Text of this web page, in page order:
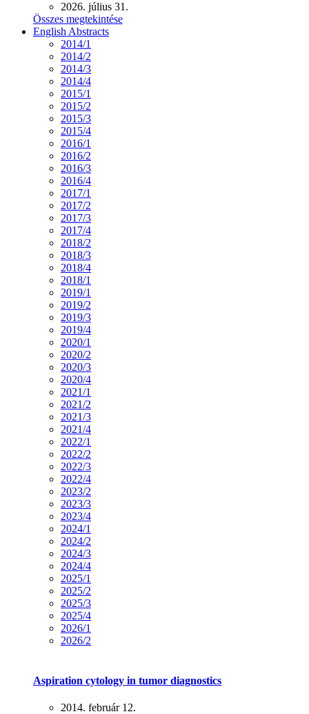
2026. július 31.
Összes megtekintése
English Abstracts
2014/1
2014/2
2014/3
2014/4
2015/1
2015/2
2015/3
2015/4
2016/1
2016/2
2016/3
2016/4
2017/1
2017/2
2017/3
2017/4
2018/2
2018/3
2018/4
2018/1
2019/1
2019/2
2019/3
2019/4
2020/1
2020/2
2020/3
2020/4
2021/1
2021/2
2021/3
2021/4
2022/1
2022/2
2022/3
2022/4
2023/2
2023/3
2023/4
2024/1
2024/2
2024/3
2024/4
2025/1
2025/2
2025/3
2025/4
2026/1
2026/2
Aspiration cytology in tumor diagnostics
2014. február 12.